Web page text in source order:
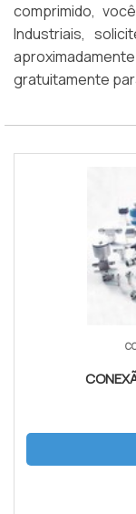
comprimido,
Industriais,
gratuitamente